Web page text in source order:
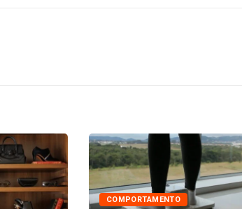
COMPORTAMENTO